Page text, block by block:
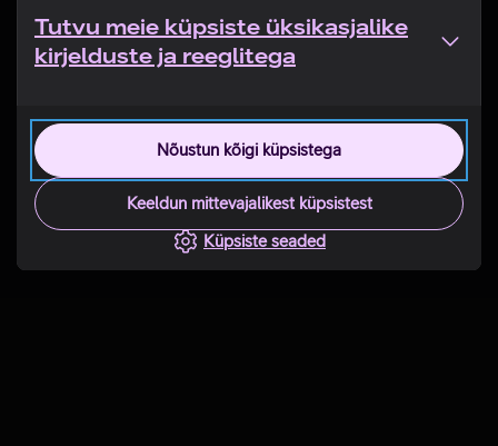
Tutvu meie küpsiste üksikasjalike
kirjelduste ja reeglitega
Nõustun kõigi küpsistega
Keeldun mittevajalikest küpsistest
Küpsiste seaded